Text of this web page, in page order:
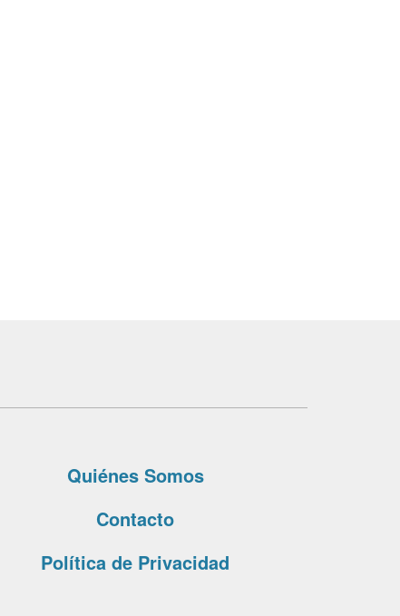
Quiénes Somos
Contacto
Política de Privacidad